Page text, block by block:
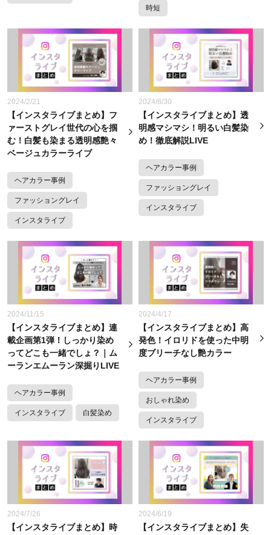
時短
2024/2/21
【インスタライブまとめ】フ
ァーストグレイ世代の心を掴
む！白髪も染まる透明感艶々
ベージュカラーライブ
ヘアカラー事例
ファッショングレイ
インスタライブ
2024/8/30
【インスタライブまとめ】透
明感マシマシ！明るい白髪染
め！徹底解説LIVE
ヘアカラー事例
ファッショングレイ
インスタライブ
2024/11/15
【インスタライブまとめ】連
載企画第1弾！しっかり染め
ってどこも一緒でしょ？｜ム
ーランエムーラン深掘りLIVE
ヘアカラー事例
インスタライブ 白髪染め
2024/4/17
【インスタライブまとめ】高
発色！イロリドを使った中明
度ブリーチなし艶カラー
ヘアカラー事例
おしゃれ染め
インスタライブ
2024/7/26
【インスタライブまとめ】時
2024/6/19
【インスタライブまとめ】失